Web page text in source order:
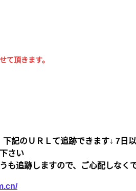
て頂きます。
記のＵＲＬて追跡できます↓ 7
て下さい
も追跡しますので、ご心配しなく